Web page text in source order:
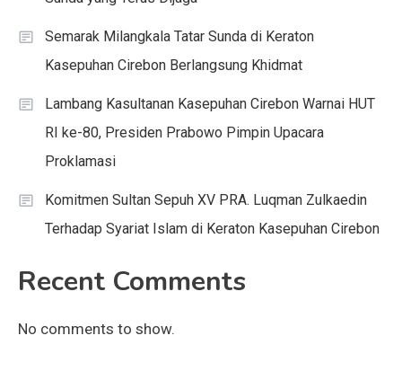
Semarak Milangkala Tatar Sunda di Keraton
Kasepuhan Cirebon Berlangsung Khidmat
Lambang Kasultanan Kasepuhan Cirebon Warnai HUT
RI ke-80, Presiden Prabowo Pimpin Upacara
Proklamasi
Komitmen Sultan Sepuh XV PRA. Luqman Zulkaedin
Terhadap Syariat Islam di Keraton Kasepuhan Cirebon
Recent Comments
No comments to show.